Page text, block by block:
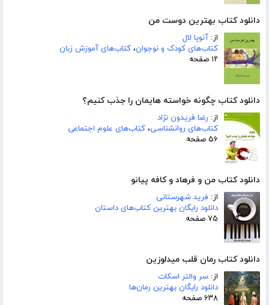
دانلود کتاب بهترین دوست من
از: آنوپا لال
کتاب‌های کودک و نوجوان، کتاب‌های آموزش زبان
۱۲ صفحه
دانلود کتاب چگونه خواسته هایمان را جذب کنیم؟
از: رضا فریدون نژاد
کتاب‌های روانشناسی، کتاب‌های علوم اجتماعی
۵۶ صفحه
دانلود کتاب من و فرهاد و کافه پیانو
از: فرید شهرستانی
دانلود رایگان بهترین کتاب‌های داستان
۷۵ صفحه
دانلود کتاب رمان قلب میدلوزین
از: سر والتر اسکات
دانلود رایگان بهترین رمان‌ها
۶۳۸ صفحه